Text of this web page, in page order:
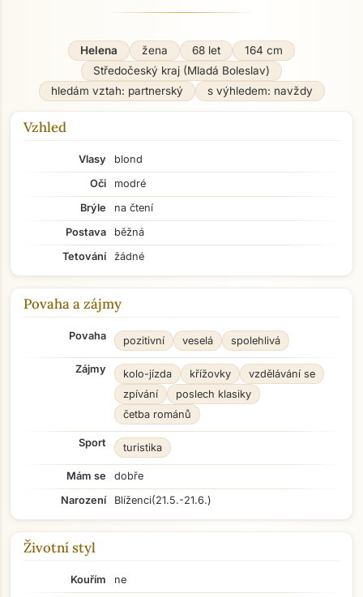
Helena žena 68 let
164 cm
Středočeský kraj (Mladá Boleslav)
hledám vztah: partnerský
s výhledem: navždy
Vzhled
Vlasy
blond
Oči
modré
Brýle
na čtení
Postava
běžná
Tetování
žádné
Povaha a zájmy
Povaha pozitivní veselá spolehlivá
Zájmy kolo-jízda křížovky
vzdělávání se
zpívání
poslech klasiky
četba románů
Sport turistika
Mám se
dobře
Narození
Blíženci(21.5.-21.6.)
Životní styl
Kouřím
ne